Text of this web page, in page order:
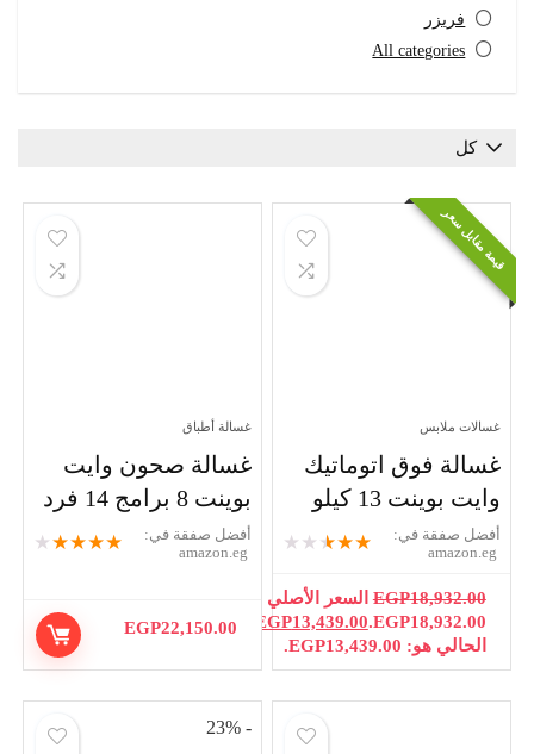
All
فوق اتوماتيك
13 كيلو
★
★
★
★
★
في:
EGP السعر الأصلي هو:
EGP13,439.00
السعر
+ 1
more
غسالة صحون وايت
بوينت 8 برامج 14 فرد
★
★
★
★
★
أفضل صفقة في:
amazon.eg
EGP 22,150.00